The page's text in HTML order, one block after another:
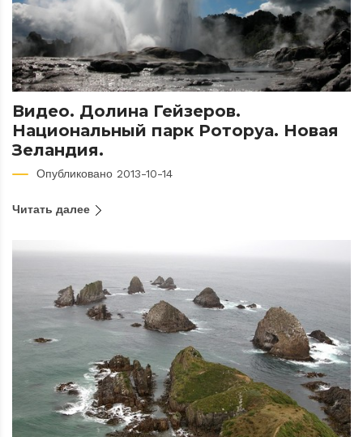
Видео. Долина Гейзеров.
Национальный парк Роторуа. Новая
Зеландия.
Опубликовано 2013-10-14
Читать далее